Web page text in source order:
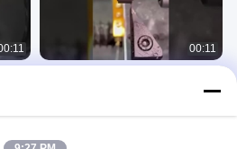
00:11
Drehbearbeitungs-Produktionslinien-